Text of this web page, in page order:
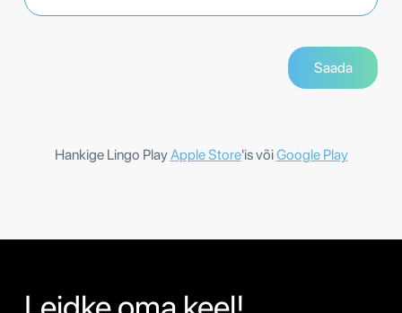
Hankige Lingo PlayApple Store'is võiGoogle Play